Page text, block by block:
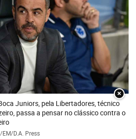
×
Juniors, pela Libertadores, técnico
passa a pensar no clássico contra o
D.A. Press